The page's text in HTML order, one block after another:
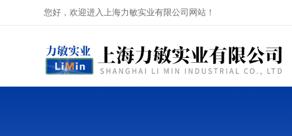
您好，欢迎进入上海力敏实业有限公司网站！